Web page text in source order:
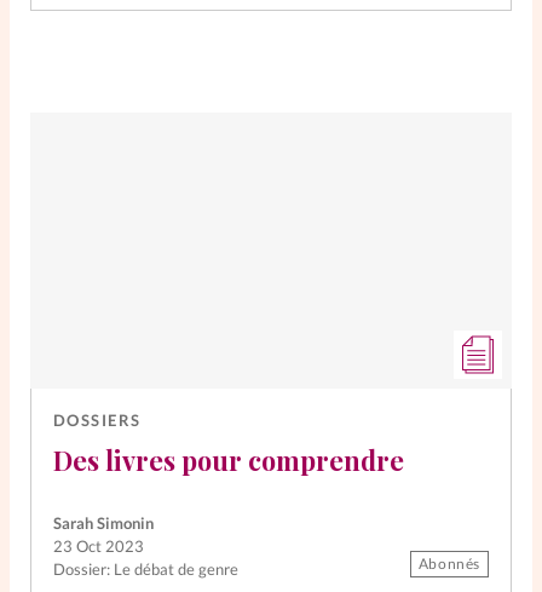
DOSSIERS
Des livres pour comprendre
Dossier: Le débat de genre
Sarah Simonin
23 Oct 2023
Abonnés